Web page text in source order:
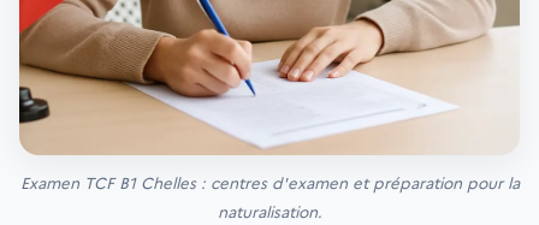
Examen TCF B1 Chelles : centres d'examen et préparation pour la
naturalisation.